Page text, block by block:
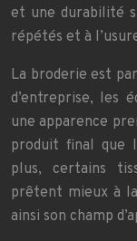
et une durabilité
répétés et à
La broderie est
d’entreprise, les
une apparence
produit final que
plus, certains
prêtent mieux à la
ainsi son champ